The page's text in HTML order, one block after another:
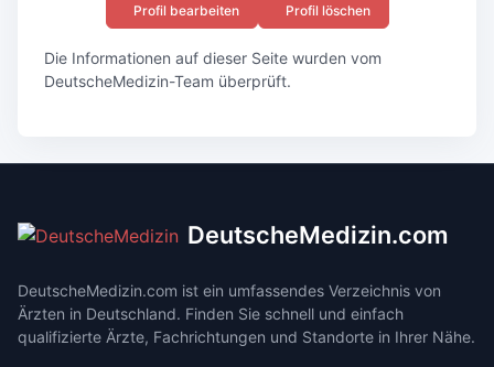
Profil bearbeiten Profil löschen
Die Informationen auf dieser Seite wurden vom
DeutscheMedizin-Team überprüft.
DeutscheMedizin.com
DeutscheMedizin.com ist ein umfassendes Verzeichnis von
Ärzten in Deutschland. Finden Sie schnell und einfach
qualifizierte Ärzte, Fachrichtungen und Standorte in Ihrer Nähe.